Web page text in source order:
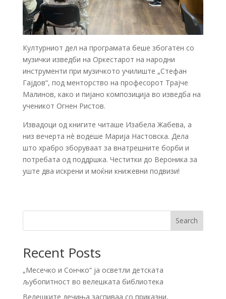
Културниот дел на програмата беше збогатен со
музички изведби на Оркестарот на народни
инструменти при музичкото училиште „Стефан
Гајдов“, под менторство на професорот Трајче
Малинов, како и пијано композиција во изведба на
ученикот Огнен Ристов.
Извадоци од книгите читаше Изабела Жабева, а
низ вечерта нè водеше Марија Настовска. Делa
што храбро зборуваат за внатрешните борби и
потребата од поддршка. Честитки до Вероника за
уште два искрени и моќни книжевни подвизи!
Search
Recent Posts
„Месечко и Сончко“ ја осветли детската
љубопитност во велешката библиотека
Велешките дечиња заспиваа со приказни,